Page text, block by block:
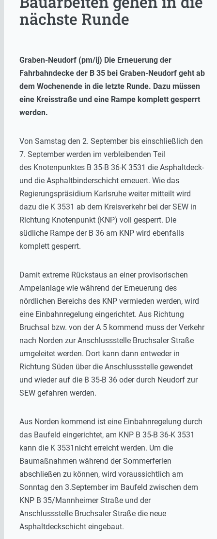
nächste Runde
Graben-Neudorf (pm/ij) Die Erneuerung der
Fahrbahndecke der B 35 bei Graben-Neudorf geht ab
dem Wochenende in die letzte Runde. Dazu müssen
eine Kreisstraße und eine Rampe komplett gesperrt
werden.
Von Samstag den 2. September bis einschließlich den
7. September werden im verbleibenden Teil
des Knotenpunktes B 35-B 36-K 3531 die Asphaltdeck-
und die Asphaltbinderschicht erneuert. Wie das
Regierungspräsidium Karlsruhe weiter mitteilt wird
dazu die K 3531 ab dem Kreisverkehr bei der SEW in
Richtung Knotenpunkt (KNP) voll gesperrt. Die
südliche Rampe der B 36 am KNP wird ebenfalls
komplett gesperrt.
Damit extreme Rückstaus an einer provisorischen
Ampelanlage wie während der Erneuerung des
nördlichen Bereichs des KNP vermieden werden, wird
eine Einbahnregelung eingerichtet. Aus Richtung
Bruchsal bzw. von der A 5 kommend muss der Verkehr
nach Norden zur Anschlussstelle Bruchsaler Straße
umgeleitet werden. Dort kann dann entweder in
Richtung Süden über die Anschlussstelle gewendet
und wieder auf die B 35-B 36 oder durch Neudorf zur
SEW gefahren werden.
Aus Norden kommend ist eine Einbahnregelung durch
das Baufeld eingerichtet, am KNP B 35-B 36-K 3531
kann die K 3531nicht erreicht werden. Um die
Baumaßnahmen während der Sommerferien
abschließen zu können, wird voraussichtlich am
Sonntag den 3.September im Baufeld zwischen dem
KNP B 35/Mannheimer Straße und der
Anschlussstelle Bruchsaler Straße die neue
Asphaltdeckschicht eingebaut.